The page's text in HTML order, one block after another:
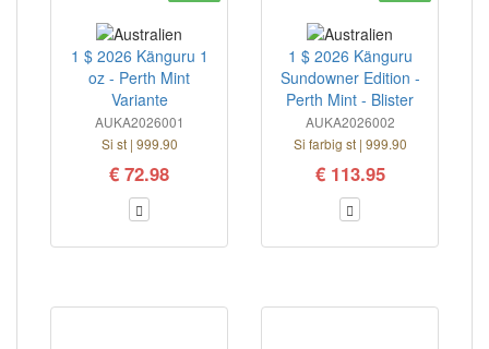
1 $ 2026 Känguru 1
oz - Perth Mint
Variante
AUKA2026001
Si st | 999.90
€ 72.98
1 $ 2026 Känguru
Sundowner Edition -
Perth Mint - Blister
AUKA2026002
Si farbig st | 999.90
€ 113.95